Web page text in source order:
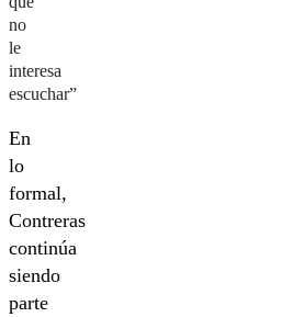
no
le
interesa
escuchar”
En
lo
formal,
Contreras
continúa
siendo
parte